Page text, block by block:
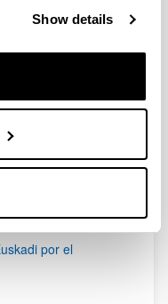
Show details
Mateo
Fuente, Doroteo
Manuel
Aramendia, José
Mayordomo
por el